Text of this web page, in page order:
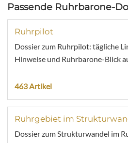
Passende Ruhrbarone-
Ruhrpilot
Dossier zum Ruhrpilot: tägliche
Hinweise und Ruhrbarone-Blick
463 Artikel
Ruhrgebiet im
Dossier zum Strukturwandel im